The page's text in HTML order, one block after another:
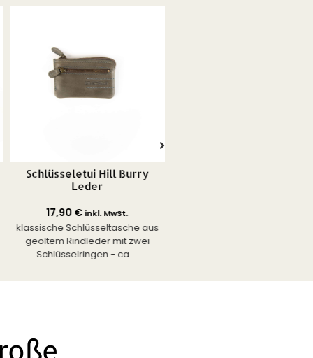
Schlüsseletui Hill Burry
Leder
17,90 € inkl. MwSt.
klassische Schlüsseltasche aus
geöltem Rindleder mit zwei
Schlüsselringen - ca....